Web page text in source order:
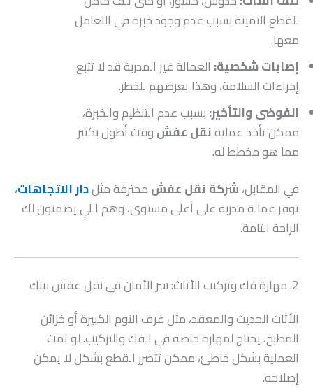
للقطع الثمينة بسبب عدم وجود خبرة في التعامل
معها.
إصابات شخصية: العمالة غير المدربة قد لا تتبع
إجراءات السلامة، وهذا يعرضهم للخطر.
الفوضى والتأخير:بسبب عدم التنظيم والخبرة،
ممكن تأخذ عمليةنقل عفشوقت أطول بكثير
مما هو مخطط له.
في المقابل،شركة نقل عفشمحترفة مثلدار الاتجاهات،
توفر عمالة مدربة على أعلى مستوى، وهم اللي يضمنون لك
الراحة التامة.
2. مهارة فك وتركيب الأثاث: سر الأمان في نقل عفش بيتك
الأثاث الحديث والمعقد، مثل غرف النوم الكبيرة أو خزائن
المطبخ، يحتاج لمهارة خاصة في الفك والتركيب. لو تمت
العملية بشكل خاطئ، ممكن تتضرر القطع بشكل لا يمكن
إصلاحه.